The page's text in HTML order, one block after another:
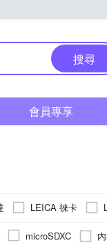
搜尋
會員專享
LEICA 徠卡
RASTO RICOH
microSDXC